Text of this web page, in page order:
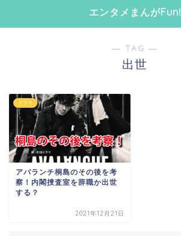
エンタメまんがFun!
― TAG ―
出世
ドラマ
アバランチ桐島のその後を考
察！内閣捜査室を辞職か出世
する？
2021年12月21日